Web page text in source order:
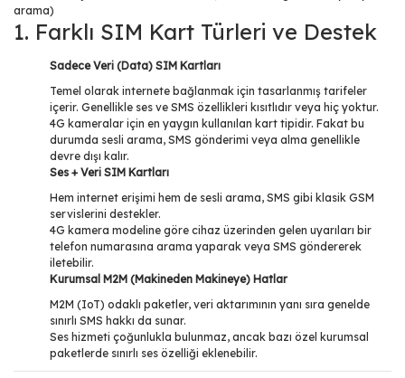
arama)
1. Farklı SIM Kart Türleri ve Destek
Sadece Veri (Data) SIM Kartları
Temel olarak internete bağlanmak için tasarlanmış tarifeler
içerir. Genellikle ses ve SMS özellikleri kısıtlıdır veya hiç yoktur.
4G kameralar için en yaygın kullanılan kart tipidir. Fakat bu
durumda sesli arama, SMS gönderimi veya alma genellikle
devre dışı kalır.
Ses + Veri SIM Kartları
Hem internet erişimi hem de sesli arama, SMS gibi klasik GSM
servislerini destekler.
4G kamera modeline göre cihaz üzerinden gelen uyarıları bir
telefon numarasına arama yaparak veya SMS göndererek
iletebilir.
Kurumsal M2M (Makineden Makineye) Hatlar
M2M (IoT) odaklı paketler, veri aktarımının yanı sıra genelde
sınırlı SMS hakkı da sunar.
Ses hizmeti çoğunlukla bulunmaz, ancak bazı özel kurumsal
paketlerde sınırlı ses özelliği eklenebilir.